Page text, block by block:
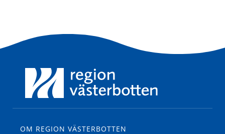
OM REGION VÄSTERBOTTEN